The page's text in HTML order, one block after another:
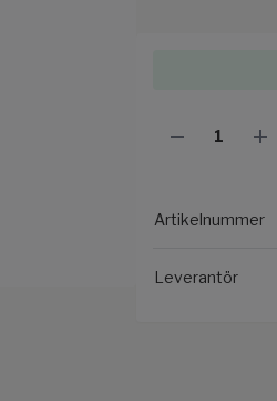
Artikelnummer
Leverantör